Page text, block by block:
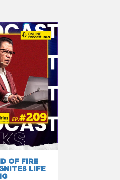
OF FIRE
LIFE